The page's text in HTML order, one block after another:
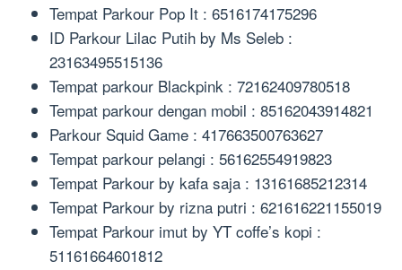
Tempat Parkour Pop It : 6516174175296
ID Parkour Lilac Putih by Ms Seleb :
23163495515136
Tempat parkour Blackpink : 72162409780518
Tempat parkour dengan mobil : 85162043914821
Parkour Squid Game : 417663500763627
Tempat parkour pelangi : 56162554919823
Tempat Parkour by kafa saja : 13161685212314
Tempat Parkour by rizna putri : 621616221155019
Tempat Parkour imut by YT coffe’s kopi :
51161664601812